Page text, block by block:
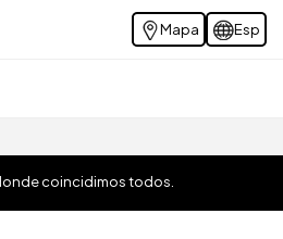
Mapa Esp
coincidimos todos.